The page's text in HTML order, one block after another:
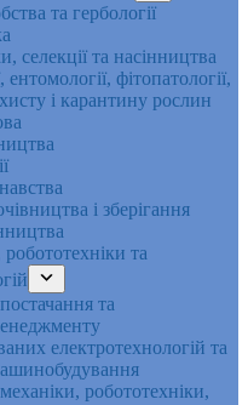
та гербології
селекції та насінництва
ентомології, фітопатології,
і карантину рослин
і зберігання
та
та
електротехнологій та
робототехніки,